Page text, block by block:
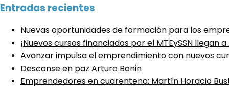
Entradas recientes
Nuevas oportunidades de formación para los
¡Nuevos cursos financiados por el MTEySSN llegan
Avanzar impulsa el emprendimiento con nuevos
Descanse en paz Arturo Bonin
Emprendedores en cuarentena: Martín Horacio